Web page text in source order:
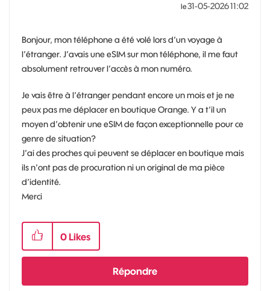
le‎31-05-202611:02
Bonjour, mon téléphone a été volé lors d’un voyage à
l’étranger. J’avais une eSIM sur mon téléphone, il me faut
absolument retrouver l’accès à mon numéro.
Je vais être à l’étranger pendant encore un mois et je ne
peux pas me déplacer en boutique Orange. Y a t’il un
moyen d’obtenir une eSIM de façon exceptionnelle pour ce
genre de situation?
J’ai des proches qui peuvent se déplacer en boutique mais
ils n’ont pas de procuration ni un original de ma pièce
d’identité.
Merci
0 Likes
Répondre